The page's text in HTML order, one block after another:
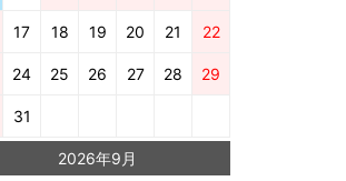
17 18 19 20 21 22
24 25 26 27 28 29
31
2026年9月